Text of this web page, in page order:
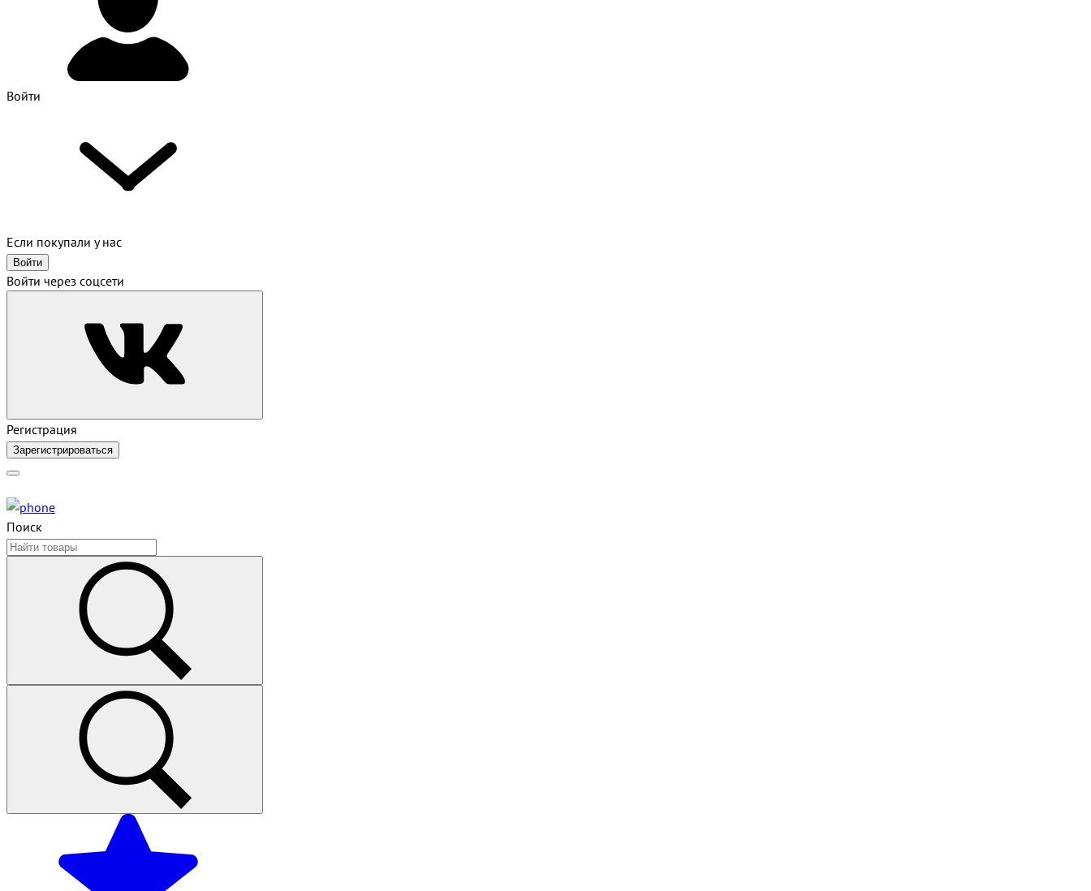
Войти
Если покупали у нас
Войти
Войти через соцсети
Регистрация
Зарегистрироваться
Поиск